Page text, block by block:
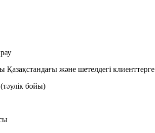
Қазақстандағы және шетелдегі клиенттерге
бойы)